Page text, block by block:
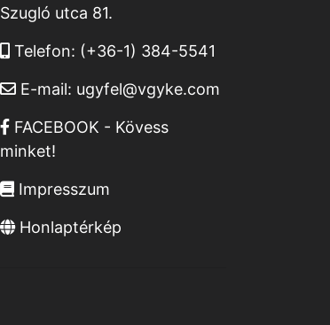
Szugló utca 81.
Telefon: (+36-1) 384-5541
E-mail: ugyfel@vgyke.com
FACEBOOK - Kövess
minket!
Impresszum
Honlaptérkép